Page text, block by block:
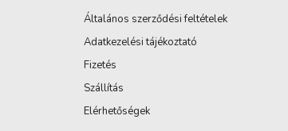
Általános szerződési feltételek
Adatkezelési tájékoztató
Fizetés
Szállítás
Elérhetőségek